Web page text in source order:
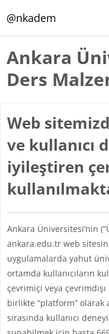
@nkadem
Ankara
Ders
Web
ve kullanıcı
iyileştiren
Ankara Üniversitesi’nin
ankara.edu.tr web
uygulamalarda yahut
ortamda kullanıcıların
çevrimiçi veya
birlikte “platform” olarak
sırasında kullanıcı